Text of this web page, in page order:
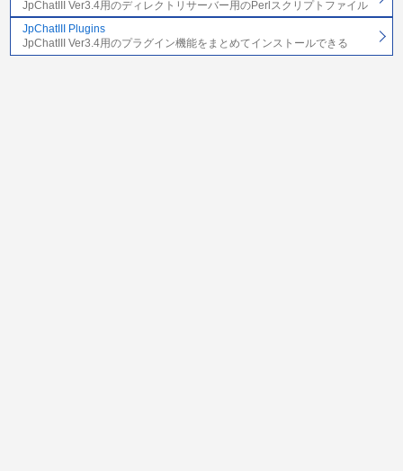
JpChatIII Ver3.4用のディレクトリサーバー用のPerlスクリプトファイル
JpChatIII Plugins
JpChatIII Ver3.4用のプラグイン機能をまとめてインストールできる